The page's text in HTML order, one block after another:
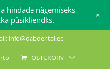
info@dabdental.ee
OSTUKORV
hindade nägemiseks
püsikliendks.
+